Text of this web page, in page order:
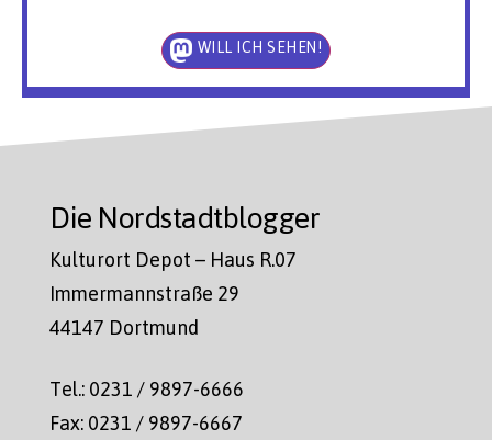
WILL ICH SEHEN!
Die Nordstadtblogger
Kulturort Depot – Haus R.07
Immermannstraße 29
44147 Dortmund
Tel.: 0231 / 9897-6666
Fax: 0231 / 9897-6667